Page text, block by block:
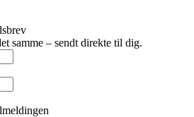
samme – sendt direkte til dig.